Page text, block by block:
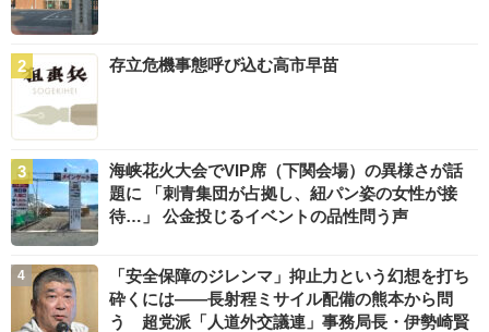
存立危機事態呼び込む高市早苗
海峡花火大会でVIP席（下関会場）の異様さが話
題に 「刺青集団が占拠し、紐パン姿の女性が接
待…」 公金投じるイベントの品性問う声
「安全保障のジレンマ」抑止力という幻想を打ち
砕くには――長射程ミサイル配備の熊本から問
う 超党派「人道外交議連」事務局長・伊勢崎賢